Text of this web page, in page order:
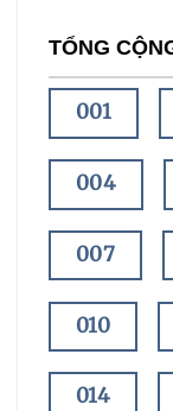
TỔNG
001
004
007
010
014